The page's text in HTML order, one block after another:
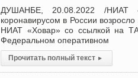
ДУШАНБЕ, 20.08.2022 /НИАТ
коронавирусом в России
НИАТ «Ховар» со ссылкой на
Федеральном оперативном
Прочитать полный текст ▸